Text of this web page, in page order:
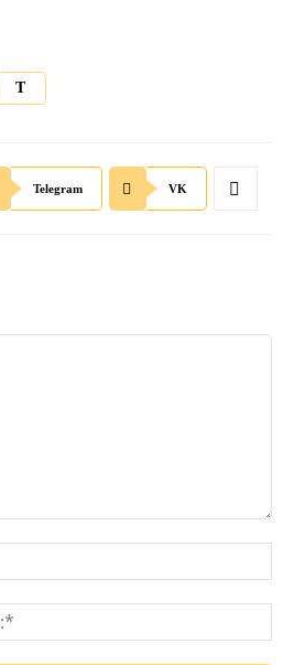
Т
Telegram VK